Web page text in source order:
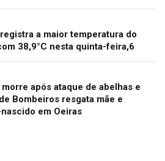
a maior temperatura do
38,9°C nesta quinta-feira,6
morre após ataque de abelhas e
Bombeiros resgata mãe e
em Oeiras